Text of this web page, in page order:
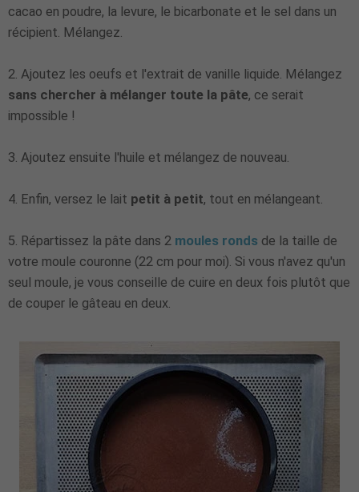
cacao en poudre, la levure, le bicarbonate et le sel dans un
récipient. Mélangez.
2. Ajoutez les oeufs et l'extrait de vanille liquide. Mélangez
sans chercher à mélanger toute la pâte, ce serait
impossible !
3. Ajoutez ensuite l'huile et mélangez de nouveau.
4. Enfin, versez le lait petit à petit, tout en mélangeant.
5. Répartissez la pâte dans 2 moules ronds de la taille de
votre moule couronne (22 cm pour moi). Si vous n'avez qu'un
seul moule, je vous conseille de cuire en deux fois plutôt que
de couper le gâteau en deux.